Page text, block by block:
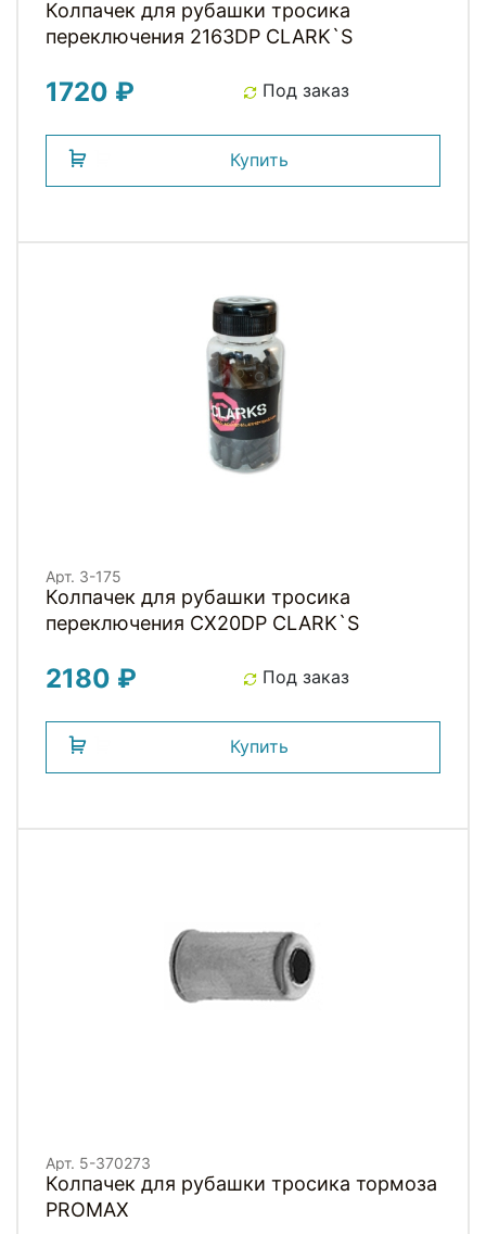
Колпачек для рубашки тросика
переключения 2163DP СLARK`S
1720 ₽ Под заказ
Купить
Арт. 3-175
Колпачек для рубашки тросика
переключения CX20DP СLARK`S
2180 ₽ Под заказ
Купить
Арт. 5-370273
Колпачек для рубашки тросика тормоза
PROMAX